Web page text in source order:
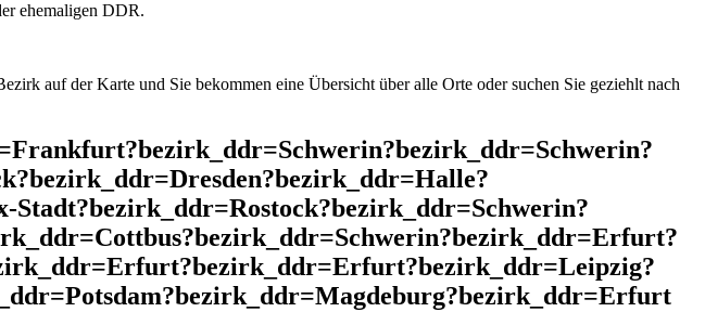
ehemaligen DDR.
auf der Karte und Sie bekommen eine Übersicht über alle Orte oder suchen Sie geziehlt nach